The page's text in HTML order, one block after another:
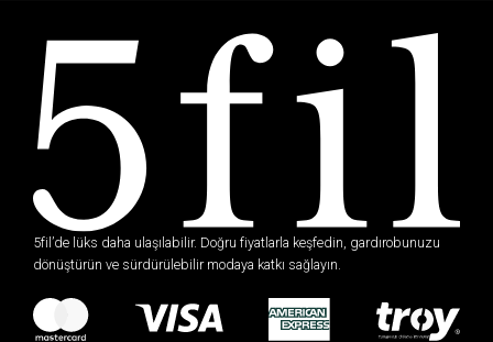
5fil’de lüks daha ulaşılabilir. Doğru fiyatlarla keşfedin, gardırobunuzu
dönüştürün ve sürdürülebilir modaya katkı sağlayın.